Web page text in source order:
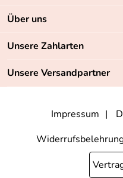
Kontakt
Retourenabwicklung
Lieferbedingungen
Über uns
Unsere Bestseller
Neu
Unsere Zahlarten
Unsere Versandpartner
Impressum